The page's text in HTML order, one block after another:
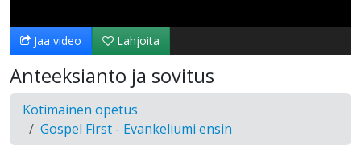
Jaa video Lahjoita
Anteeksianto ja sovitus
Kotimainen opetus
Gospel First - Evankeliumi ensin